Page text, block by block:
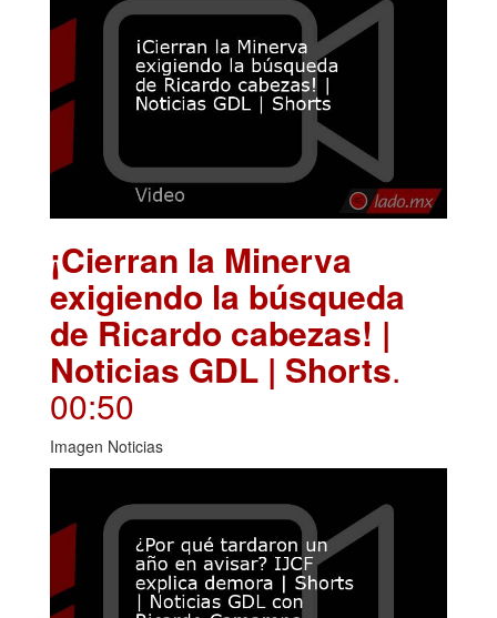
¡Cierran la Minerva
exigiendo la búsqueda
de Ricardo cabezas! |
Noticias GDL | Shorts.
00:50
Imagen Noticias